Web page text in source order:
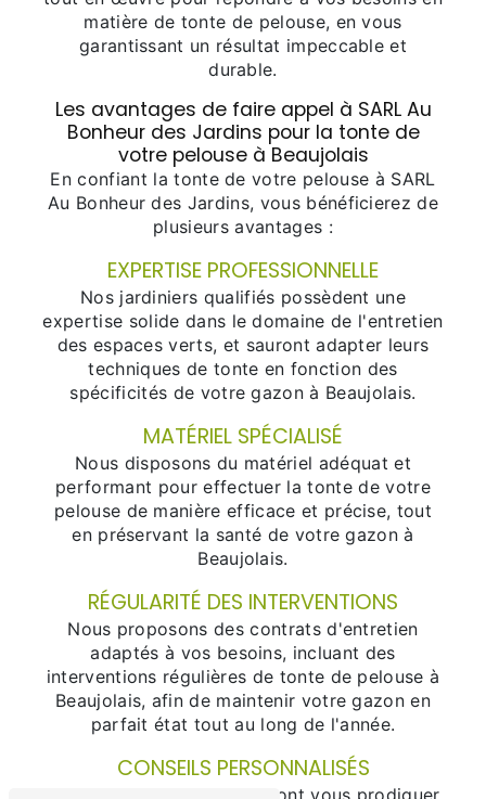
matière de tonte de pelouse, en vous
garantissant un résultat impeccable et
durable.
Les avantages de faire appel à SARL Au
Bonheur des Jardins pour la tonte de
votre pelouse à Beaujolais
En confiant la tonte de votre pelouse à SARL
Au Bonheur des Jardins, vous bénéficierez de
plusieurs avantages :
EXPERTISE PROFESSIONNELLE
Nos jardiniers qualifiés possèdent une
expertise solide dans le domaine de l'entretien
des espaces verts, et sauront adapter leurs
techniques de tonte en fonction des
spécificités de votre gazon à Beaujolais.
MATÉRIEL SPÉCIALISÉ
Nous disposons du matériel adéquat et
performant pour effectuer la tonte de votre
pelouse de manière efficace et précise, tout
en préservant la santé de votre gazon à
Beaujolais.
RÉGULARITÉ DES INTERVENTIONS
Nous proposons des contrats d'entretien
adaptés à vos besoins, incluant des
interventions régulières de tonte de pelouse à
Beaujolais, afin de maintenir votre gazon en
parfait état tout au long de l'année.
CONSEILS PERSONNALISÉS
Nos jardiniers experts sauront vous prodiguer